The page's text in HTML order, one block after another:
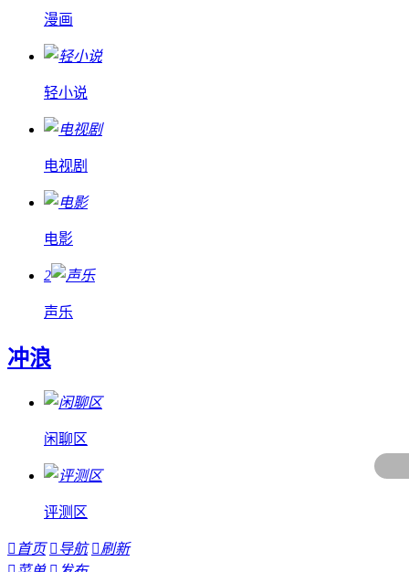
漫画
轻小说
电视剧
电影
2
声乐
冲浪
闲聊区
评测区
 首页  导航 刷新